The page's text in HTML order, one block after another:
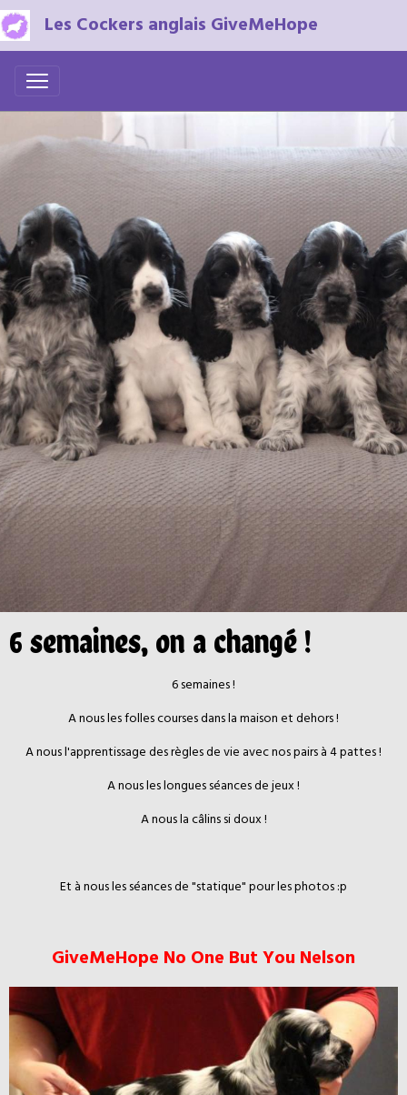
Les Cockers anglais GiveMeHope
6 semaines, on a changé !
6 semaines !
A nous les folles courses dans la maison et dehors !
A nous l'apprentissage des règles de vie avec nos pairs à 4 pattes !
A nous les longues séances de jeux !
A nous la câlins si doux !
Et à nous les séances de "statique" pour les photos :p
GiveMeHope No One But You Nelson